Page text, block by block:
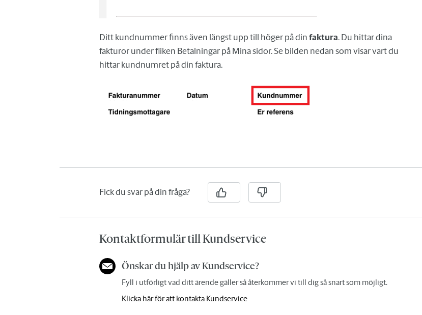
Ditt kundnummer finns även längst upp till höger på dinfaktura. Du hittar dina
fakturor under fliken Betalningar på Mina sidor. Se bilden nedan som visar vart du
hittar kundnumret på din faktura.
Fick du svar på din fråga?
Kontaktformulär till Kundservice
Önskar du hjälp av Kundservice?
Fyll i utförligt vad ditt ärende gäller så återkommer vi till dig så snart som möjligt.
Klicka här för att kontakta Kundservice